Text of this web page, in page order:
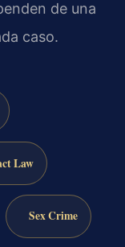
de una
caso.
Law
Sex Crime